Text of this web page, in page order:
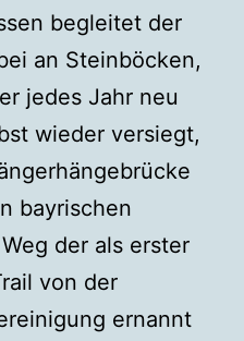
begleitet der
an Steinböcken,
jedes Jahr neu
wieder versiegt,
bayrischen
der als erster
von der
ernannt